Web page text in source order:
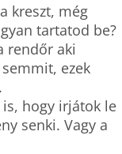
kreszt, még
tartatod be?
rendőr aki
ezek
is, hogy irjátok le
senki. Vagy a